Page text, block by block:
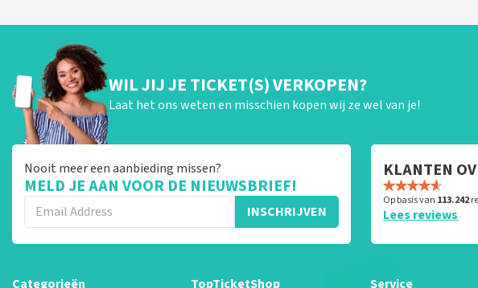
WIL JIJ JE TICKET(S) VERKOPEN?
Laat het ons weten en misschien kopen wij ze wel van je!
Nooit meer een aanbieding missen?
MELD JE AAN VOOR DE NIEUWSBRIEF!
INSCHRIJVEN
KLANTEN
Op basis van 113.242
Lees reviews
Categorieën TopTicketShop Service